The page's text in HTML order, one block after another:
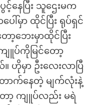
နေပြီး သူဌေးမက
ေါ်မှာ ထိုင်ပြီး ရုပ်ရှင်
ဘေးမှာထိုင်ပြီး
ျူပ်ကိုမြင်တော့
ဟိုမှာ ဦးလေးလာပြီ
ာက်နေတဲ့ မျက်လုံးနဲ့
တော့ ကျူပ်လည်း မရဲ